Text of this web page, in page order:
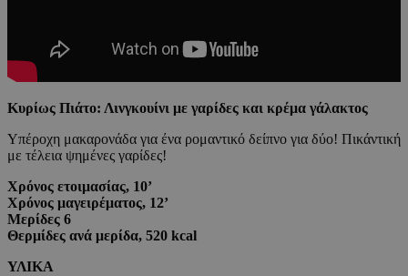
Κυρίως Πιάτο: Λινγκουίνι με γαρίδες και κρέμα γάλακτος
Υπέροχη μακαρονάδα για ένα ρομαντικό δείπνο για δύο! Πικάντική
με τέλεια ψημένες γαρίδες!
Χρόνος ετοιμασίας, 10’
Χρόνος μαγειρέματος, 12’
Μερίδες 6
Θερμίδες ανά μερίδα, 520 kcal
ΥΛΙΚΑ